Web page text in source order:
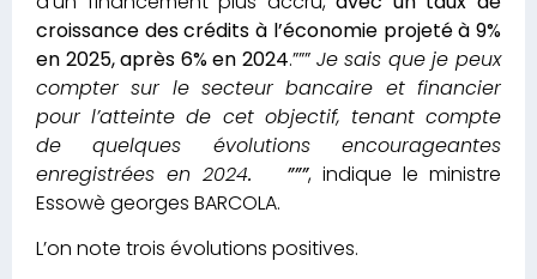
croissance des crédits à l’économie projeté à 9%
en 2025, après 6% en 2024.””” Je sais que je peux
compter sur le secteur bancaire et financier
pour l’atteinte de cet objectif, tenant compte
de quelques évolutions encourageantes
enregistrées en 2024. ”””, indique le ministre
Essowè georges BARCOLA.
L’on note trois évolutions positives.